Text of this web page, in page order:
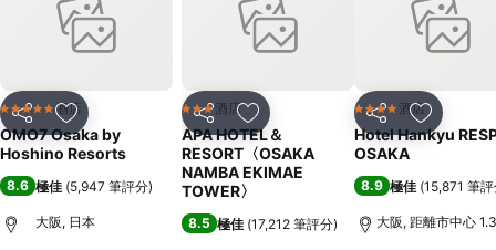
分享 放到收藏夾
5 星級 酒店
OMO7 Osaka by
Hoshino Resorts
8.6 極佳 (5,947 筆評分)
大阪, 日本
分享 放到收藏夾
3 星級酒店
APA HOTEL＆
RESORT〈OSAKA
NAMBA EKIMAE
TOWER〉
8.5 極佳 (17,212 筆評分)
分享 放到收藏
4 星級 酒店
Hotel Hankyu
OSAKA
8.9 極佳 (15,871 筆
大阪, 距離市中心